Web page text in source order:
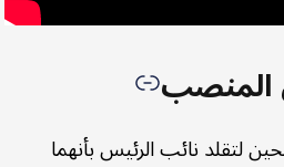
لتقلد نائب الرئيس بأنهما